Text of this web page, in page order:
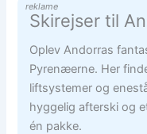
reklame
Skirejser til
Oplev Andorras
Pyrenæerne. Her
liftsystemer og
hyggelig afterski og
én pakke.